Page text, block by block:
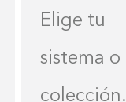
Elige tu
sistema o
colección.